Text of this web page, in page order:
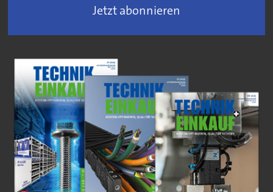
Jetzt abonnieren